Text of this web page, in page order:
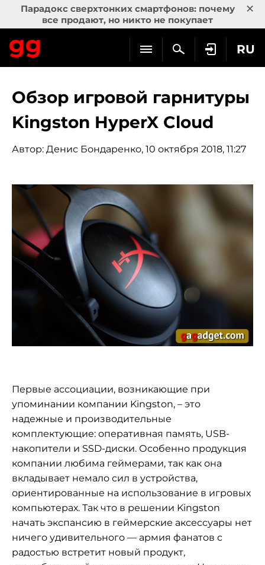
Парадокс сверхтонких смартфонов: почему
все продают, но никто не покупает
×
RU
Обзор игровой гарнитуры
Kingston HyperX Cloud
Автор: Денис Бондаренко, 10 октября 2018, 11:27
Первые ассоциации, возникающие при
упоминании компании Kingston, – это
надежные и производительные
комплектующие: оперативная память, USB-
накопители и SSD-диски. Особенно продукция
компании любима геймерами, так как она
вкладывает немало сил в устройства,
ориентированные на использование в игровых
компьютерах. Так что в решении Kingston
начать экспансию в геймерские аксессуары нет
ничего удивительного — армия фанатов с
радостью встретит новый продукт,